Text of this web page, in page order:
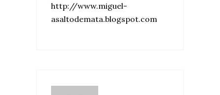
http://www.miguel-
asaltodemata.blogspot.com